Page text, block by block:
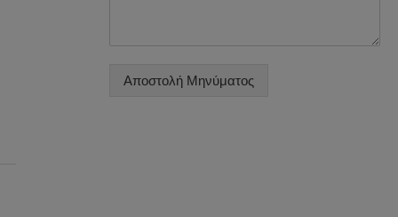
Αποστολή Μηνύματος